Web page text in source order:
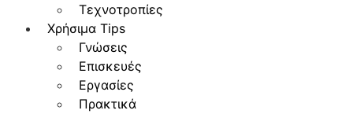
Τεχνοτροπίες
Χρήσιμα Tips
Γνώσεις
Επισκευές
Εργασίες
Πρακτικά